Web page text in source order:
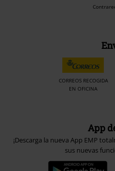
CORREOS RECOGIDA
EN OFICINA
App
¡Descarga la nueva App EMP
sus nuevas